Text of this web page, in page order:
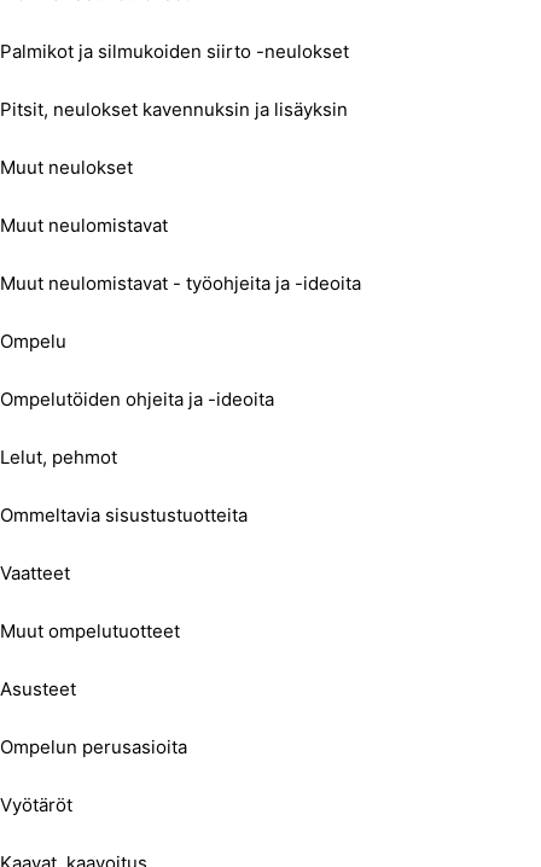
Palmikot ja silmukoiden siirto -neulokset
Pitsit, neulokset kavennuksin ja lisäyksin
Muut neulokset
Muut neulomistavat
Muut neulomistavat - työohjeita ja -ideoita
Ompelu
Ompelutöiden ohjeita ja -ideoita
Lelut, pehmot
Ommeltavia sisustustuotteita
Vaatteet
Muut ompelutuotteet
Asusteet
Ompelun perusasioita
Vyötäröt
Kaavat, kaavoitus